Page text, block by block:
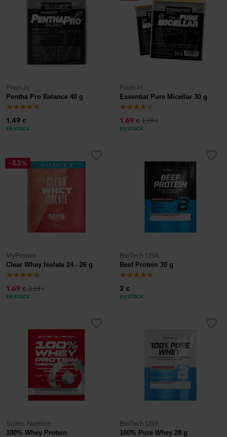
Prom-In
Pentha Pro Balance 40 g
1,49 €
EN STOCK
Prom-In
Essential Pure Micellar 30 g
1,69 € 1,79€
EN STOCK
-53%
MyProtein
Clear Whey Isolate 24 - 26 g
1,69 € 3,59€
EN STOCK
BioTech USA
Beef Protein 30 g
2 €
EN STOCK
Scitec Nutrition
100% Whey Protein
BioTech USA
100% Pure Whey 28 g